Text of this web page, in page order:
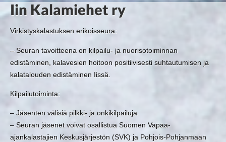
Iin Kalamiehet ry
Virkistyskalastuksen erikoisseura:
– Seuran tavoitteena on kilpailu- ja nuorisotoiminnan
edistäminen, kalavesien hoitoon positiivisesti suhtautumisen ja
kalatalouden edistäminen Iissä.
Kilpailutoiminta:
– Jäsenten välisiä pilkki- ja onkikilpailuja.
– Seuran jäsenet voivat osallistua Suomen Vapaa-
ajankalastajien Keskusjärjestön (SVK) ja Pohjois-Pohjanmaan